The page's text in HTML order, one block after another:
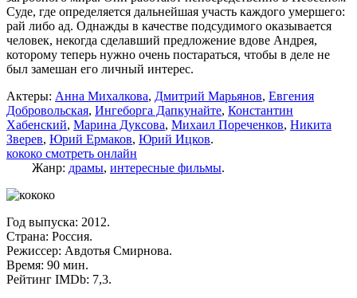
Суде, где определяется дальнейшая участь каждого умершего:
рай либо ад. Однажды в качестве подсудимого оказывается
человек, некогда сделавший предложение вдове Андрея,
которому теперь нужно очень постараться, чтобы в деле не
был замешан его личный интерес.
Актеры: Анна Михалкова, Дмитрий Марьянов, Евгения
Добровольская, Ингеборга Дапкунайте, Константин
Хабенский, Марина Дуксова, Михаил Пореченков, Никита
Зверев, Юрий Ермаков, Юрий Ицков.
кококо смотреть онлайн
Жанр: драмы, интересные фильмы.
Год выпуска: 2012.
Страна: Россия.
Режиссер: Авдотья Смирнова.
Время: 90 мин.
Рейтинг IMDb: 7,3.